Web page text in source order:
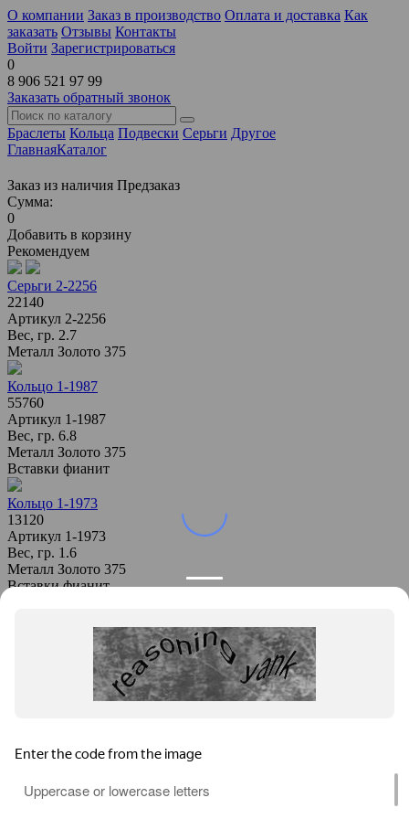
О компании Заказ в производство Оплата и доставка Как
заказать Отзывы Контакты
Войти Зарегистрироваться
0
8 906 521 97 99
Заказать обратный звонок
Браслеты Кольца Подвески Серьги Другое
ГлавнаяКаталог
Заказ из наличия Предзаказ
Сумма:
0
Добавить в корзину
Рекомендуем
Серьги 2-2256
22140
Артикул 2-2256
Вес, гр. 2.7
Металл Золото 375
Кольцо 1-1987
55760
Артикул 1-1987
Вес, гр. 6.8
Металл Золото 375
Вставки фианит
Кольцо 1-1973
13120
Артикул 1-1973
Вес, гр. 1.6
Металл Золото 375
Вставки фианит
1-1965
Золото 375
Политика конфиденциальности
Информация
Каталог
Браслеты Кольца Подвески